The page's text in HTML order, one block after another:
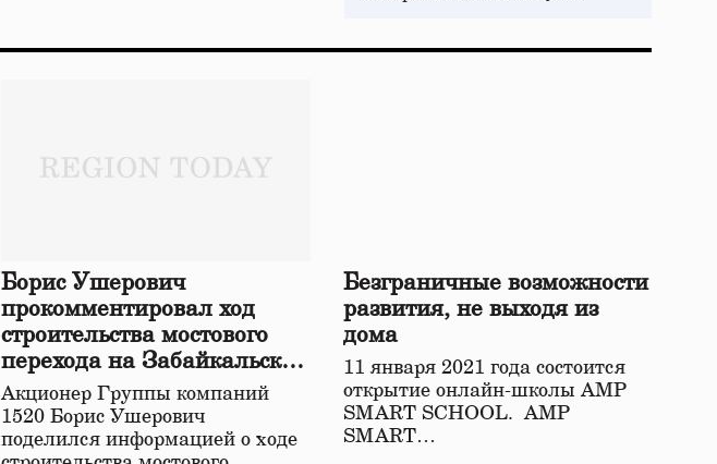
Борис Ушерович
прокомментировал ход
строительства мостового
перехода на Забайкальской
железной дороге
Акционер Группы компаний
1520 Борис Ушерович
поделился информацией о ходе
Безграничные возможности
развития, не выходя из
дома
11 января 2021 года состоится
открытие онлайн-школы АМР
SMART SCHOOL. АМР
SMART…